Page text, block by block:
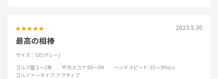
2023.5.30
最高の相棒
サイズ：GE(グレー)
ゴルフ歴:1～2年 平均スコア:90～99 ヘッドスピード:35～39m/s
ゴルファータイプ:アクティブ